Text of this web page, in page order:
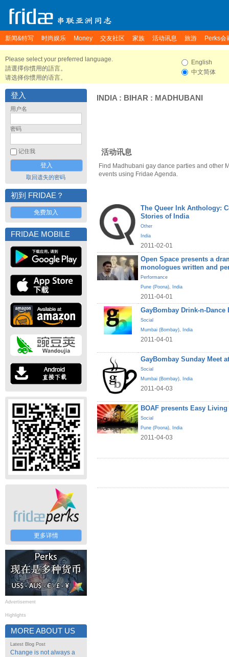
新闻&特写 时尚娱乐 Money 交友社区 家族 活动讯息 旅游 Perks会
Please select your preferred language.
請選擇你慣用的語言。
请选择你惯用的语言。
English
中文简体
登入
用户名
密码
记住我
取回遗失的密码
初到 FRIDAE？
免费加入
FRIDAE MOBILE
更多详情
Advertisement
Highlights
MORE ABOUT US
Latest Blog Post
Change is not always a
INDIA : BIHAR : MADHUBANI
活动讯息
Find Madhubani gay dance parties and other
events using Fridae Agenda.
The Queer Ink Anthology:
Stories of India
Other
India
2011-02-01
Open Space presents a
monologues written and
Performance
Pune (Poona), India
2011-04-01
GayBombay Drink-n-Dance
Social
Mumbai (Bombay), India
2011-04-01
GayBombay Sunday Meet
Social
Mumbai (Bombay), India
2011-04-03
BOAF presents Easy
Social
Pune (Poona), India
2011-04-03